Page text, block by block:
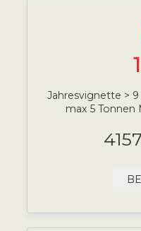
1
Jahresvignette >
max 5 Tonnen